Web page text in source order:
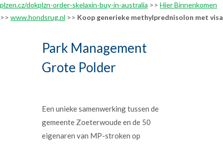
plzen.cz/dokplzn-order-skelaxin-buy-in-australia >> Hier Binnenkomen
>> www.hondsrug.nl >> Koop generieke methylprednisolon met visa
Park Management
Grote Polder
Een unieke samenwerking tussen de
gemeente Zoeterwoude en de 50
eigenaren van MP-stroken op